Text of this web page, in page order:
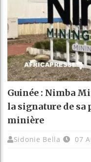
Guinée : Nimba
la signature de
minière
Sidonie Bella 07